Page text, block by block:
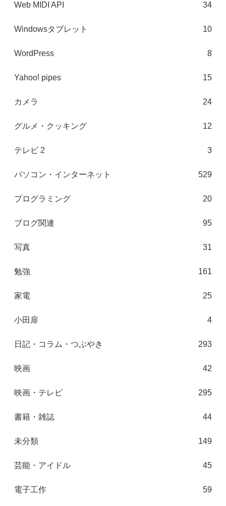
Web MIDI API 34
Windowsタブレット 10
WordPress 8
Yahoo! pipes 15
カメラ 24
グルメ・クッキング 12
テレビ 2 3
パソコン・インターネット 529
プログラミング 20
ブログ関連 95
写真 31
勉強 161
家電 25
小田扉 4
日記・コラム・つぶやき 293
映画 42
映画・テレビ 295
書籍・雑誌 44
未分類 149
芸能・アイドル 45
電子工作 59